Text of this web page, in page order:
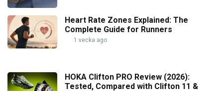
Heart Rate Zones Explained: The
Complete Guide for Runners
1 vecka ago
HOKA Clifton PRO Review (2026):
Tested, Compared with Clifton 11 &